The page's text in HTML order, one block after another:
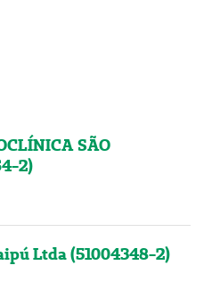
SÃO
2)
Ltda (51004348-2)